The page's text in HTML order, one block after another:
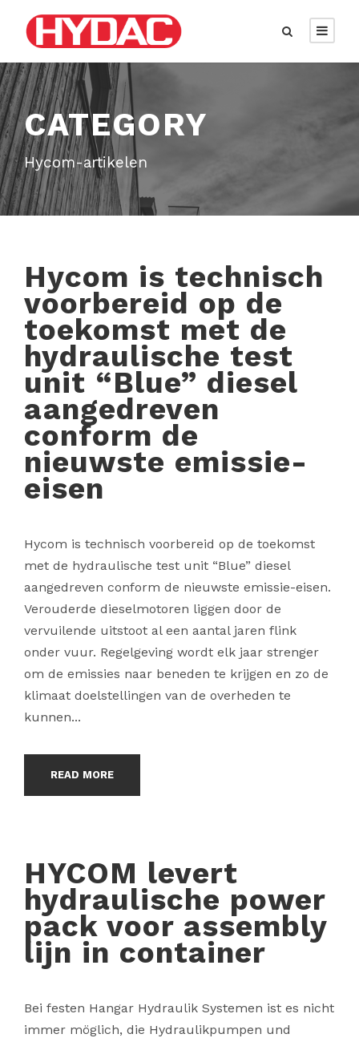
CATEGORY
Hycom-artikelen
Hycom is technisch
voorbereid op de
toekomst met de
hydraulische test
unit “Blue” diesel
aangedreven
conform de
nieuwste emissie-
eisen
Hycom is technisch voorbereid op de toekomst
met de hydraulische test unit “Blue” diesel
aangedreven conform de nieuwste emissie-eisen.
Verouderde dieselmotoren liggen door de
vervuilende uitstoot al een aantal jaren flink
onder vuur. Regelgeving wordt elk jaar strenger
om de emissies naar beneden te krijgen en zo de
klimaat doelstellingen van de overheden te
kunnen...
READ MORE
HYCOM levert
hydraulische power
pack voor assembly
lijn in container
Bei festen Hangar Hydraulik Systemen ist es nicht
immer möglich, die Hydraulikpumpen und